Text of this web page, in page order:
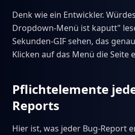
Denk wie ein Entwickler.
Dropdown-Menü ist kaputt"
Sekunden-GIF sehen, das
Klicken auf das Menü die Seite
Pflichtelemente
Reports
Hier ist, was jeder Bug-Report